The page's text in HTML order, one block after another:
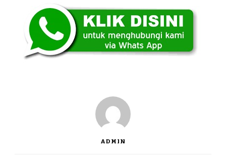
ADMIN